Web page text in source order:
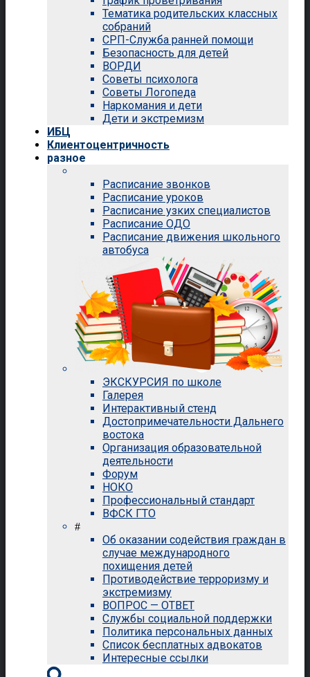
Тематика родительских классных
собраний
СРП-Служба ранней помощи
Безопасность для детей
ВОРДИ
Советы психолога
Советы Логопеда
Наркомания и дети
Дети и экстремизм
ИБЦ
Клиентоцентричность
разное
Расписание звонков
Расписание уроков
Расписание узких специалистов
Расписание ОДО
Расписание движения школьного
автобуса
ЭКСКУРСИЯ по школе
Галерея
Интерактивный стенд
Достопримечательности Дальнего
востока
Организация образовательной
деятельности
Форум
НОКО
Профессиональный стандарт
ВФСК ГТО
#
Об оказании содействия граждан в
случае международного
похищения детей
Противодействие терроризму и
экстремизму
ВОПРОС — ОТВЕТ
Службы социальной поддержки
Политика персональных данных
Список бесплатных адвокатов
Интересные ссылки